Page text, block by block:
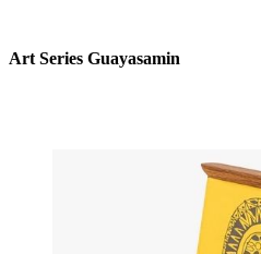
Art Series Guayasamin